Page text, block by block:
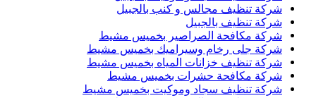
شركة تنظيف مجالس و كنب بالجبيل
شركة تنظيف بالجبيل
شركة مكافحة الصراصير بخميس مشيط
شركة جلى رخام وسيراميك بخميس مشيط
شركة تنظيف خزانات المياه بخميس مشيط
شركة مكافحة حشرات بخميس مشيط
شركة تنظيف سجاد وموكيت بخميس مشيط